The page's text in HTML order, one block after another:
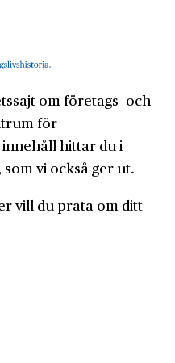
om företags- och
för
hittar du i
vi också ger ut.
vill du prata om ditt